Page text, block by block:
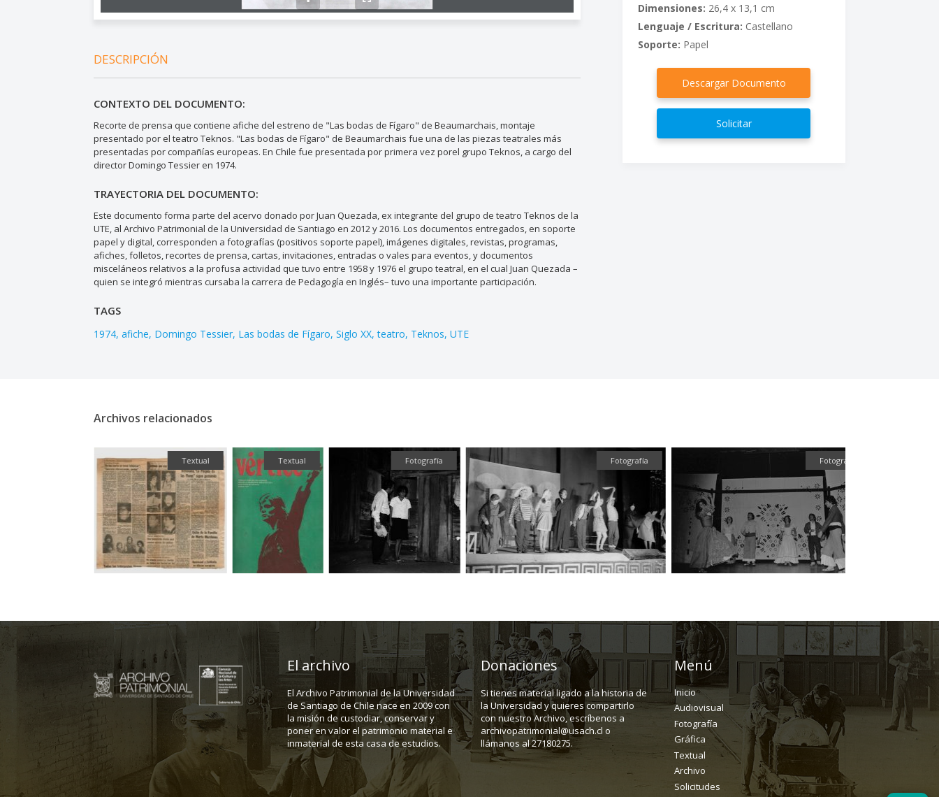
DESCRIPCIÓN
CONTEXTO DEL DOCUMENTO:
Recorte de prensa que contiene afiche del estreno de "Las bodas de Fígaro" de Beaumarchais, montaje
presentado por el teatro Teknos. "Las bodas de Fígaro" de Beaumarchais fue una de las piezas teatrales más
presentadas por compañías europeas. En Chile fue presentada por primera vez porel grupo Teknos, a cargo del
director Domingo Tessier en 1974.
TRAYECTORIA DEL DOCUMENTO:
Este documento forma parte del acervo donado por Juan Quezada, ex integrante del grupo de teatro Teknos de la
UTE, al Archivo Patrimonial de la Universidad de Santiago en 2012 y 2016. Los documentos entregados, en soporte
papel y digital, corresponden a fotografías (positivos soporte papel), imágenes digitales, revistas, programas,
afiches, folletos, recortes de prensa, cartas, invitaciones, entradas o vales para eventos, y documentos
misceláneos relativos a la profusa actividad que tuvo entre 1958 y 1976 el grupo teatral, en el cual Juan Quezada –
quien se integró mientras cursaba la carrera de Pedagogía en Inglés– tuvo una importante participación.
TAGS
1974 afiche Domingo Tessier Las bodas de Fígaro Siglo XX teatro Teknos UTE
Dimensiones: 26,4 x 13,1 cm
Lenguaje / Escritura: Castellano
Soporte: Papel
Descargar Documento
Solicitar
Archivos relacionados
Textual Textual Fotografía Fotografía Fotografía
El archivo
El Archivo Patrimonial de la Universidad
de Santiago de Chile nace en 2009 con
la misión de custodiar, conservar y
poner en valor el patrimonio material e
inmaterial de esta casa de estudios.
Donaciones
Si tienes material ligado a la historia de
la Universidad y quieres compartirlo
con nuestro Archivo, escríbenos a
archivopatrimonial@usach.cl o
llámanos al 27180275.
Menú
Inicio
Audiovisual
Fotografía
Gráfica
Textual
Archivo
Solicitudes